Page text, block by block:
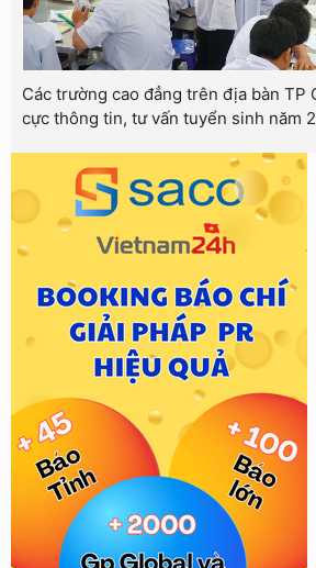
Các trường cao đẳng trên địa bàn TP
cực thông tin, tư vấn tuyển sinh năm